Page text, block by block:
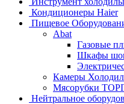
Кондиционеры Haier
Пищевое
Abat
Газовые
Шкафы
Камеры
Мясорубки
Нейтральное